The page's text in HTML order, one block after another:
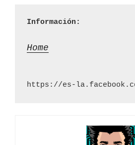
Información:
Home
https://es-